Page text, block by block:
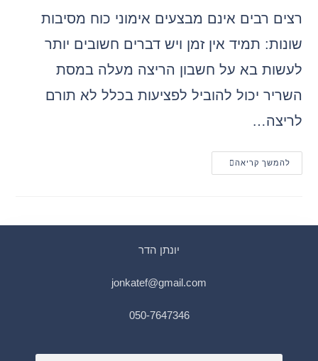
רצים רבים אינם מבצעים אימוני כוח מסיבות
שונות: תמיד אין זמן ויש דברים חשובים יותר
לעשות בא על חשבון הריצה מעלה במסת
השריר יכול להוביל לפציעות בכלל לא תורם
לריצה…
להמשך קריאה
יונתן הדר
jonkatef@gmail.com
050-7647346